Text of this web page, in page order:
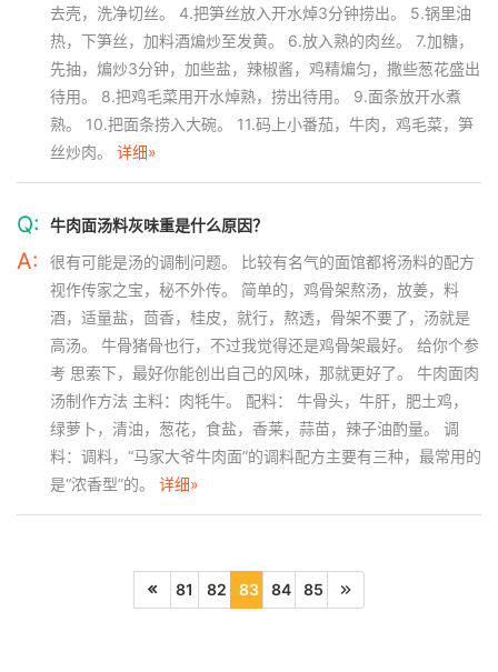
去壳，洗净切丝。 4.把笋丝放入开水焯3分钟捞出。 5.锅里油
热，下笋丝，加料酒煸炒至发黄。 6.放入熟的肉丝。 7.加糖，
先抽，煸炒3分钟，加些盐，辣椒酱，鸡精煸匀，撒些葱花盛出
待用。 8.把鸡毛菜用开水焯熟，捞出待用。 9.面条放开水煮
熟。 10.把面条捞入大碗。 11.码上小番茄，牛肉，鸡毛菜，笋
丝炒肉。 详细»
Q: 牛肉面汤料灰味重是什么原因？
A:
很有可能是汤的调制问题。 比较有名气的面馆都将汤料的配方
视作传家之宝，秘不外传。 简单的，鸡骨架熬汤，放姜，料
酒，适量盐，茴香，桂皮，就行，熬透，骨架不要了，汤就是
高汤。 牛骨猪骨也行，不过我觉得还是鸡骨架最好。 给你个参
考 思索下，最好你能创出自己的风味，那就更好了。 牛肉面肉
汤制作方法 主料：肉牦牛。 配料： 牛骨头，牛肝，肥土鸡，
绿萝卜，清油，葱花，食盐，香莱，蒜苗，辣子油酌量。 调
料：调料，“马家大爷牛肉面”的调料配方主要有三种，最常用的
是“浓香型”的。 详细»
81 82 83 84 85